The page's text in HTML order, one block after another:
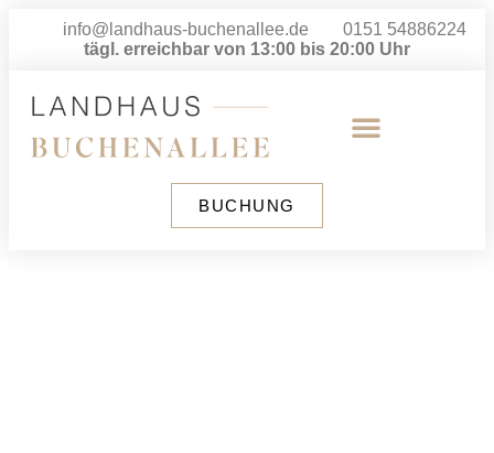
info@landhaus-buchenallee.de
0151 54886224
tägl. erreichbar von 13:00 bis 20:00 Uhr
BUCHUNG